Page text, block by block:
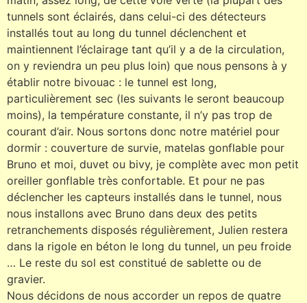
tunnels sont éclairés, dans celui-ci des détecteurs
installés tout au long du tunnel déclenchent et
maintiennent l’éclairage tant qu’il y a de la circulation,
on y reviendra un peu plus loin) que nous pensons à y
établir notre bivouac : le tunnel est long,
particulièrement sec (les suivants le seront beaucoup
moins), la température constante, il n’y pas trop de
courant d’air. Nous sortons donc notre matériel pour
dormir : couverture de survie, matelas gonflable pour
Bruno et moi, duvet ou bivy, je complète avec mon petit
oreiller gonflable très confortable. Et pour ne pas
déclencher les capteurs installés dans le tunnel, nous
nous installons avec Bruno dans deux des petits
retranchements disposés régulièrement, Julien restera
dans la rigole en béton le long du tunnel, un peu froide
… Le reste du sol est constitué de sablette ou de
gravier.
Nous décidons de nous accorder un repos de quatre